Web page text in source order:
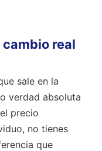
real
sale en la
verdad absoluta
precio
no tienes
que